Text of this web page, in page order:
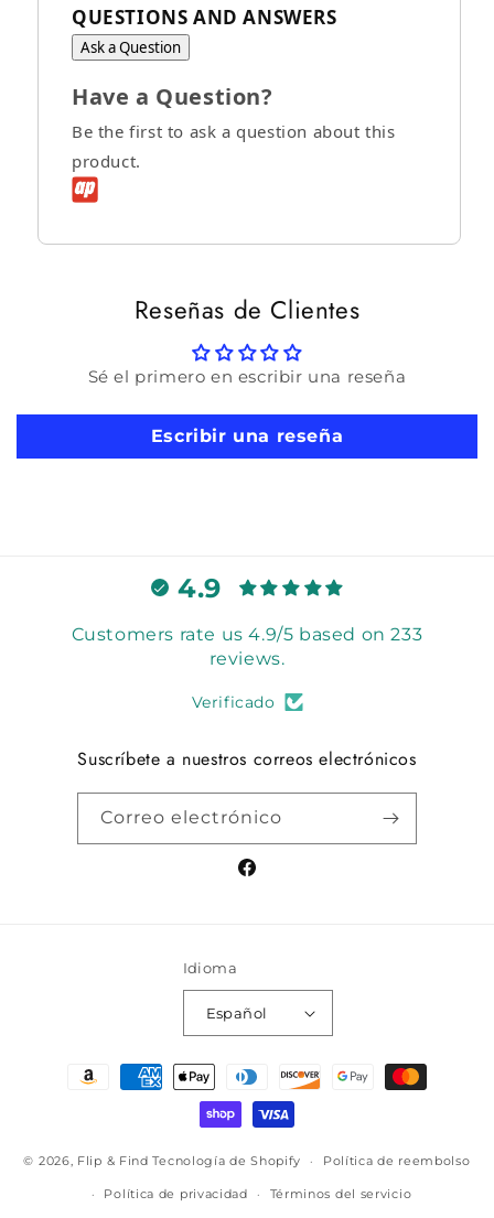
QUESTIONS AND ANSWERS
Ask a Question
Have a Question?
Be the first to ask a question about this
product.
Reseñas de Clientes
Sé el primero en escribir una reseña
Escribir una reseña
4.9
Customers rate us 4.9/5 based on 233
reviews.
Verificado
Suscríbete a nuestros correos electrónicos
Correo electrónico
Facebook
Idioma
Español
Formas
© 2026, Flip & Find Tecnología de Shopify Política de reembolso
Política de privacidad Términos del servicio